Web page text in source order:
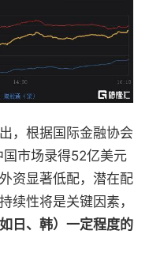
，根据国际金融协会
市场录得52亿美元
资显著低配，潜在配
续性将是关键因素，
日、韩）一定程度的